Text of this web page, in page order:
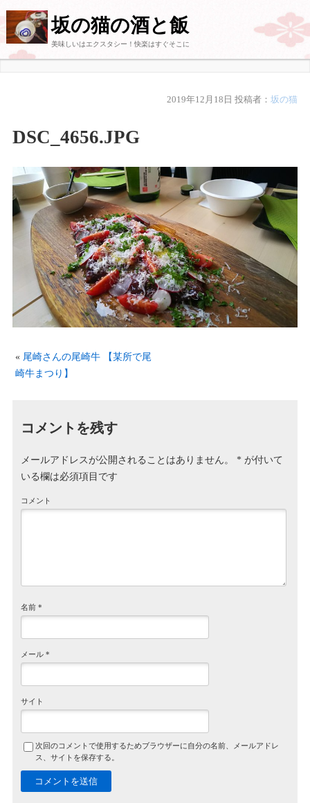
坂の猫の酒と飯
美味しいはエクスタシー！快楽はすぐそこに
2019年12月18日 投稿者：坂の猫
DSC_4656.JPG
« 尾崎さんの尾崎牛 【某所で尾
崎牛まつり】
コメントを残す
メールアドレスが公開されることはありません。 * が付いて
いる欄は必須項目です
コメント
名前*
メール*
サイト
次回のコメントで使用するためブラウザーに自分の名前、メールアドレ
ス、サイトを保存する。